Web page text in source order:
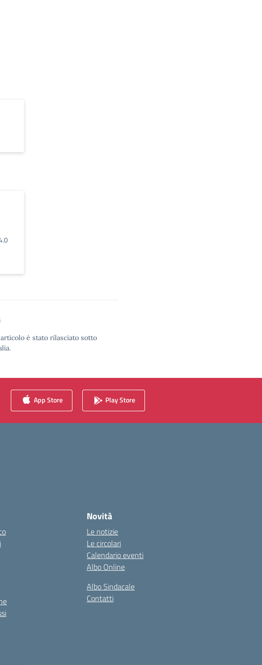
è stato rilasciato sotto
App Store Play Store
Novità
Le notizie
Le circolari
Calendario eventi
Albo Online
Albo Sindacale
Contatti